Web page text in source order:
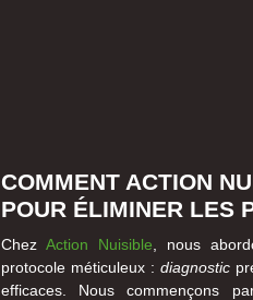
COMMENT ACTION
POUR ÉLIMINER LES
Chez Action Nuisible , nous
protocole méticuleux : diagnostic
efficaces. Nous commençons